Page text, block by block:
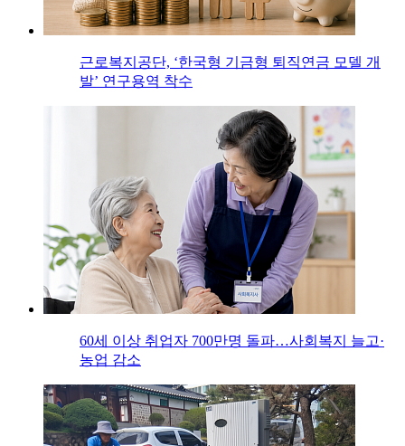
근로복지공단, ‘한국형 기금형 퇴직연금 모델 개
발’ 연구용역 착수
60세 이상 취업자 700만명 돌파…사회복지 늘고·
농업 감소